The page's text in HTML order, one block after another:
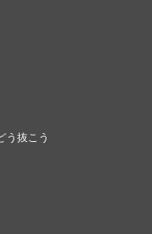
う抜こう